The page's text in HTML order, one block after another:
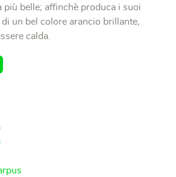
più belle; affinchè produca i suoi
un bel colore arancio brillante,
calda.